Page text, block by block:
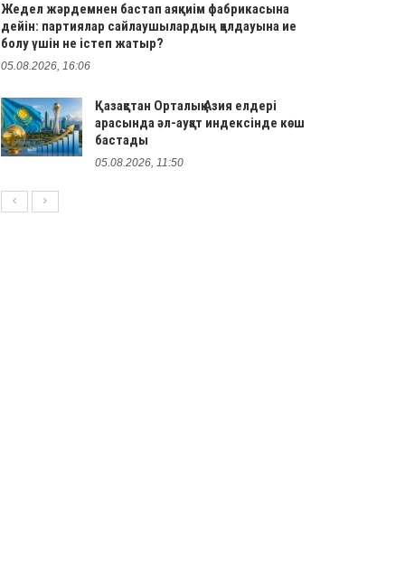
Жедел жәрдемнен бастап аяқкиім фабрикасына
дейін: партиялар сайлаушылардың қолдауына ие
болу үшін не істеп жатыр?
05.08.2026, 16:06
Қазақстан Орталық Азия елдері
арасында әл-ауқат индексінде көш
бастады
05.08.2026, 11:50